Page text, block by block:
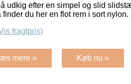
udkig efter en simpel og slid
finder du her en flot rem i sort nylon.
fragtpris)
mere » Køb nu »